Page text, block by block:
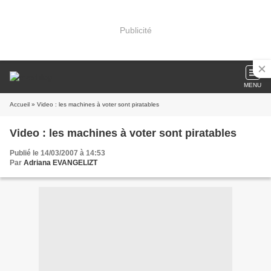
Publicité
MENU
Accueil » Video : les machines à voter sont piratables
Video : les machines à voter sont piratables
Publié le 14/03/2007 à 14:53
Par Adriana EVANGELIZT